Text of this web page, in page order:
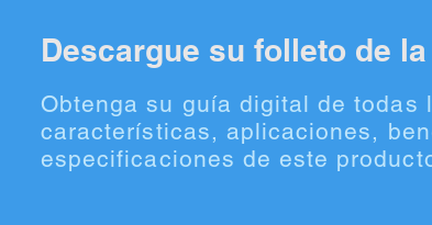
Obtenga su guía digital de todas
características, aplicaciones,
especificaciones de este
Descargue su folleto de la